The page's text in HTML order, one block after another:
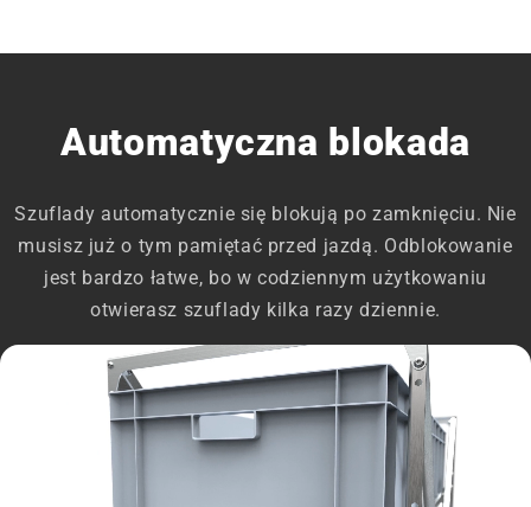
Automatyczna blokada
Szuflady automatycznie się blokują po zamknięciu. Nie
musisz już o tym pamiętać przed jazdą. Odblokowanie
jest bardzo łatwe, bo w codziennym użytkowaniu
otwierasz szuflady kilka razy dziennie.